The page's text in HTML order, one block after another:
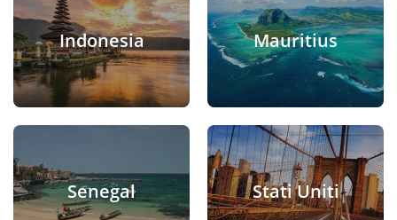
Indonesia Mauritius
Senegal Stati Uniti